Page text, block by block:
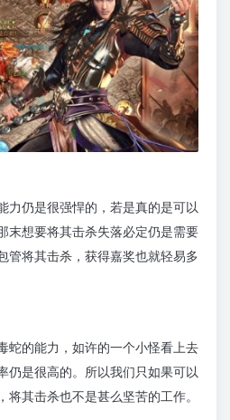
力仍是很强悍的，若是真的是可以
末想要将其击杀失落必定仍是需要
管将其击杀，获得嘉奖也就轻易多
蛇的能力，如许的一个小怪看上去
仍是很高的。所以我们只如果可以
其击杀也不是甚么坚苦的工作。